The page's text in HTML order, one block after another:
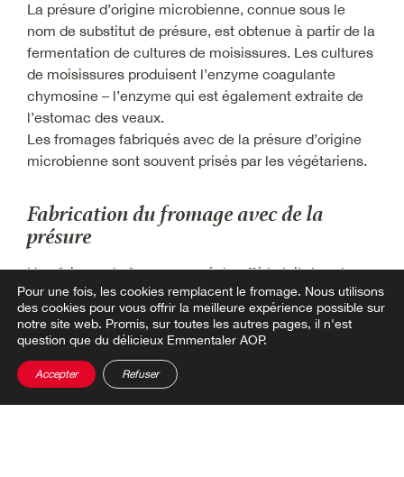
La présure d’origine microbienne, connue sous le
nom de substitut de présure, est obtenue à partir de la
fermentation de cultures de moisissures. Les cultures
de moisissures produisent l’enzyme coagulante
chymosine – l’enzyme qui est également extraite de
l’estomac des veaux.
Les fromages fabriqués avec de la présure d’origine
microbienne sont souvent prisés par les végétariens.
Fabrication du fromage avec de la
présure
Une fois que le fromager a réchauffé le lait dans la
cuve en cuivre et ajouté une sélection de cultures
bactériennes, il ajoute de la présure. Elle a un rôle
déterminant dans la fabrication du fromage, car c’est
uniquement sous l’effet de la présure que le lait
liquide se transforme en masse gélatineuse semi-
solide. C’est la condition préalable pour séparer la
Pour une fois, les cookies remplacent le fromage. Nous utilisons
des cookies pour vous offrir la meilleure expérience possible sur
notre site web. Promis, sur toutes les autres pages, il n'est
question que du délicieux Emmentaler AOP.
Accepter Refuser